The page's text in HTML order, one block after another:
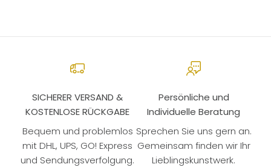
SICHERER VERSAND &
KOSTENLOSE RÜCKGABE
Bequem und problemlos
mit DHL, UPS, GO! Express
und Sendungsverfolgung.
Persönliche und
Individuelle Beratung
Sprechen Sie uns gern an.
Gemeinsam finden wir Ihr
Lieblingskunstwerk.